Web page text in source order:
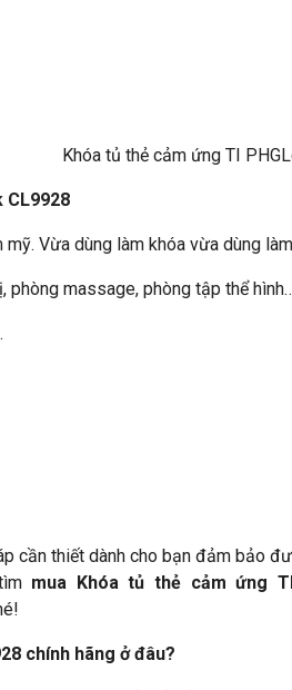
Khóa tủ thẻ cảm ứng TI
CL9928
Vừa dùng làm khóa vừa dùng
phòng massage, phòng tập thể
cần thiết dành cho bạn đảm bảo
mua Khóa tủ thẻ cảm ứng
chính hãng ở đâu?